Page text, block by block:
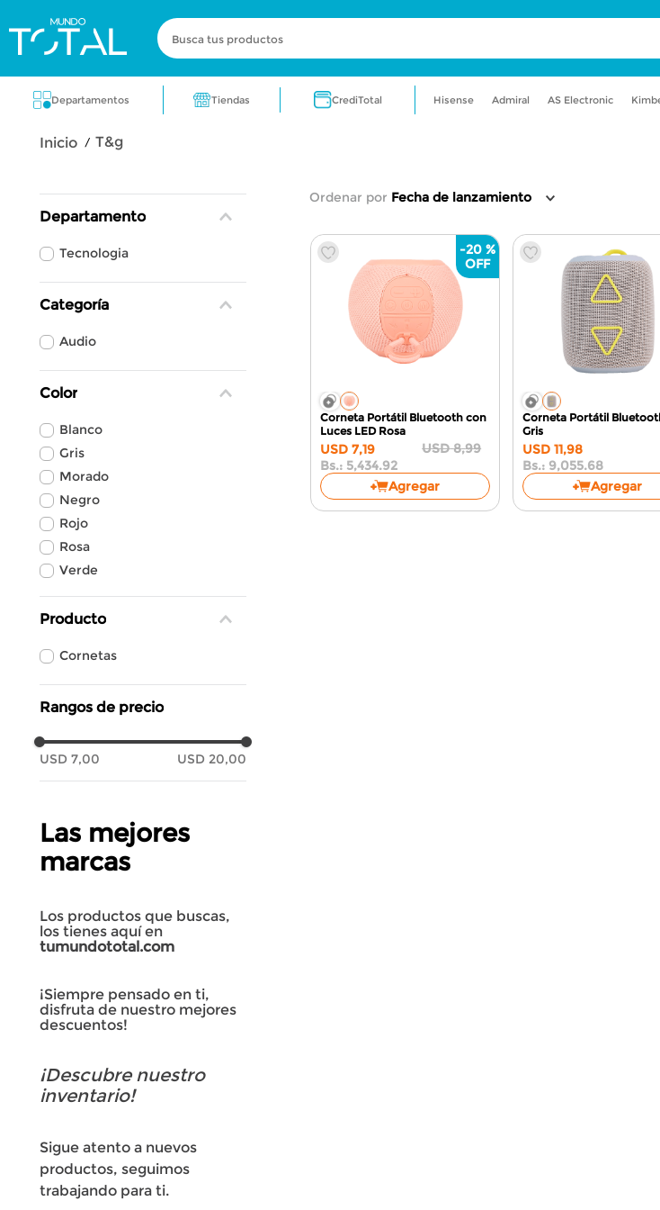
Busca tus productos
Departamentos Tiendas CrediTotal Hisense Admiral AS Electronic
t&g
Departamento
Tecnologia
Categoría
Audio
Color
Blanco
Gris
Morado
Negro
Rojo
Rosa
Verde
Producto
Cornetas
Rangos de precio
USD 7,00 USD 20,00
Las mejores
marcas
Los productos que buscas,
los tienes aquí en
tumundototal.com
¡Siempre pensado en ti,
disfruta de nuestro mejores
descuentos!
¡Descubre nuestro
inventario!
Sigue atento a nuevos
productos, seguimos
trabajando para ti.
Ordenar por Fecha de lanzamiento
-20 %
Corneta Portátil Bluetooth con
Luces LED Rosa
USD 7,19 USD 8,99
Bs.: 5,434.92
Agregar
Corneta Portátil
Gris
USD 11,98
Bs.: 9,055.68
Agregar
Términos más buscados